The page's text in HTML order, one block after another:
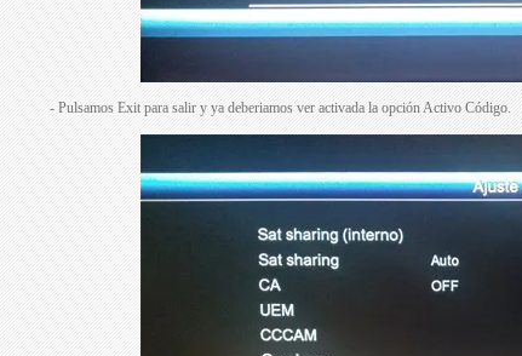
- Pulsamos Exit para salir y ya deberiamos ver activada la opción Activo Código.